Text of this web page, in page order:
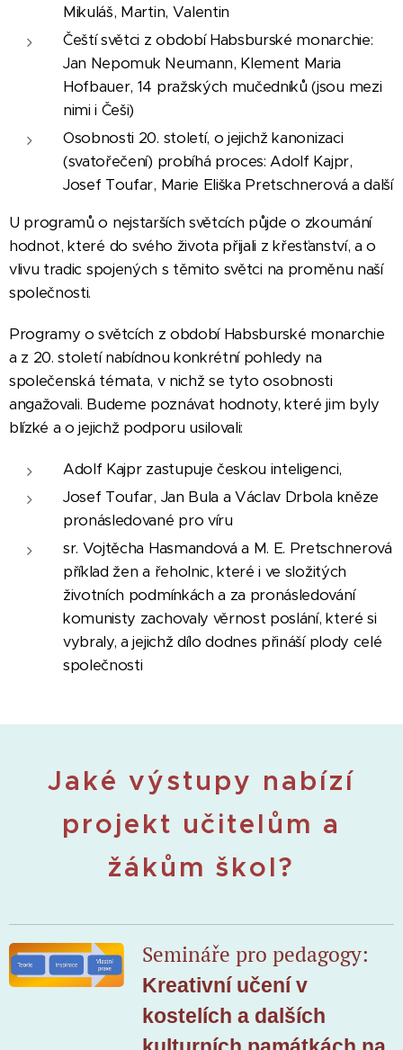
Mikuláš, Martin, Valentin
Čeští světci z období Habsburské monarchie:
Jan Nepomuk Neumann, Klement Maria
Hofbauer, 14 pražských mučedníků (jsou mezi
nimi i Češi)
Osobnosti 20. století, o jejichž kanonizaci
(svatořečení) probíhá proces: Adolf Kajpr,
Josef Toufar, Marie Eliška Pretschnerová a další
U programů o nejstarších světcích půjde o zkoumání
hodnot, které do svého života přijali z křesťanství, a o
vlivu tradic spojených s těmito světci na proměnu naší
společnosti.
Programy o světcích z období Habsburské monarchie
a z 20. století nabídnou konkrétní pohledy na
společenská témata, v nichž se tyto osobnosti
angažovali. Budeme poznávat hodnoty, které jim byly
blízké a o jejichž podporu usilovali:
Adolf Kajpr zastupuje českou inteligenci,
Josef Toufar, Jan Bula a Václav Drbola kněze
pronásledované pro víru
sr. Vojtěcha Hasmandová a M. E. Pretschnerová
příklad žen a řeholnic, které i ve složitých
životních podmínkách a za pronásledování
komunisty zachovaly věrnost poslání, které si
vybraly, a jejichž dílo dodnes přináší plody celé
společnosti
Jaké výstupy nabízí
projekt učitelům a
žákům škol?
Semináře pro pedagogy:
Kreativní učení v
kostelích a dalších